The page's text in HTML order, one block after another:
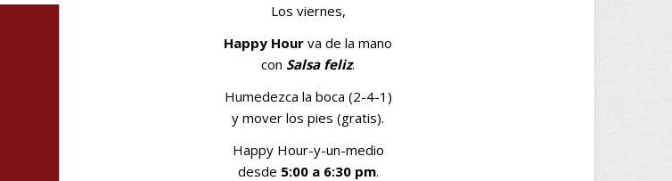
Los viernes,
Happy Hour va de la mano
con Salsa feliz.
Humedezca la boca (2-4-1)
y mover los pies (gratis).
Happy Hour-y-un-medio
desde 5:00 a 6:30 pm.